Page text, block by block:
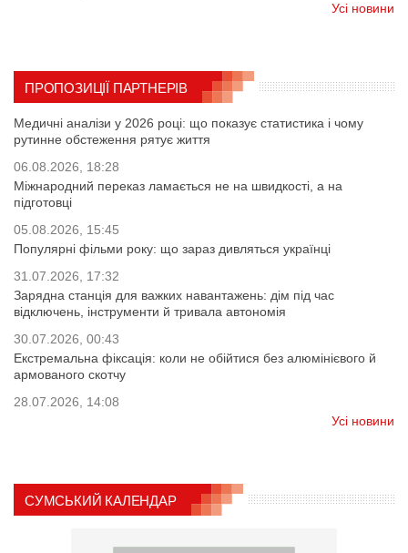
Усі новини
ПРОПОЗИЦІЇ ПАРТНЕРІВ
Медичні аналізи у 2026 році: що показує статистика і чому
рутинне обстеження рятує життя
06.08.2026, 18:28
Міжнародний переказ ламається не на швидкості, а на
підготовці
05.08.2026, 15:45
Популярні фільми року: що зараз дивляться українці
31.07.2026, 17:32
Зарядна станція для важких навантажень: дім під час
відключень, інструменти й тривала автономія
30.07.2026, 00:43
Екстремальна фіксація: коли не обійтися без алюмінієвого й
армованого скотчу
28.07.2026, 14:08
Усі новини
СУМСЬКИЙ КАЛЕНДАР